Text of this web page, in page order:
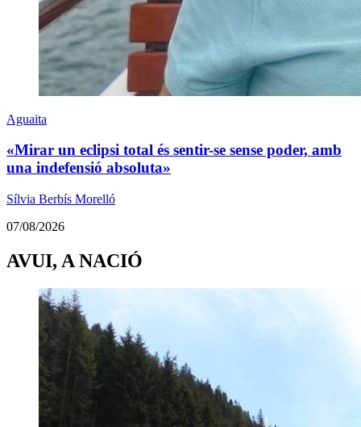
Aguaita
«Mirar un eclipsi total és sentir-se sense poder, amb
una indefensió absoluta»
Sílvia Berbís Morelló
07/08/2026
AVUI, A NACIÓ